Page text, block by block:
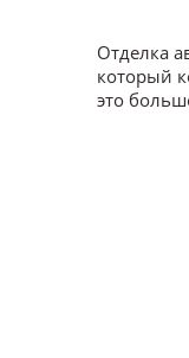
Отделка
который
это